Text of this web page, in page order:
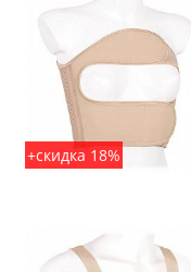
+скидка 18%